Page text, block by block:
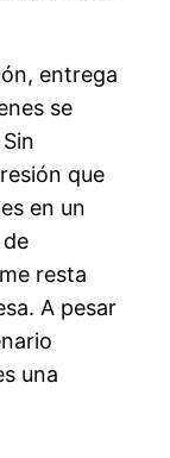
entrega
se
que
en un
resta
A pesar
una